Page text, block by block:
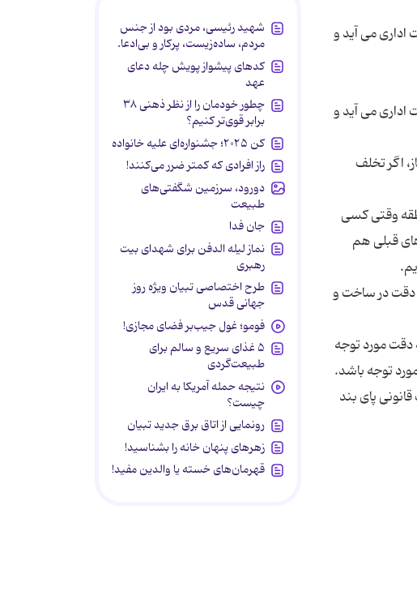
اداری می آید و
اداری می آید و
اگر تخلف
مشکلات است؟ در یک منطقه وقتی کسی
قبلی هم
دقت در ساخت و
دقت مورد توجه
توجه باشد.
پای بند
شهید رئیسی، مردی بود از جنس
مردم، ساده‌زیست، پرکار و بی‌ادعا.
کدهای پیشواز پویش چله دعای
عهد
چطور خودمان را از نظر ذهنی ۳۸
برابر قوی‌تر کنیم؟
کن ۲۰۲۵؛ جشنواره‌ای علیه خانواده
راز افرادی که کمتر ضرر می‌کنند!
دورود، سرزمین شگفتی‌های
طبیعت
جان فدا
نماز لیله الدفن برای شهدای بیت
رهبری
طرح اختصاصی تبیان ویژه روز
جهانی قدس
فومو؛ غول جیب‌بر فضای مجازی!
۵ غذای سریع و سالم برای
طبیعت‌گردی
نتیجه حمله آمریکا به ایران
چیست؟
رونمایی از اتاق برق جدید تبیان
زهرهای پنهان خانه را بشناسید!
قهرمان‌های خسته یا والدین مفید!